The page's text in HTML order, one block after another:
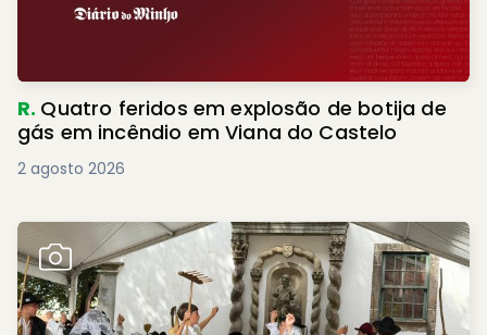
R. Quatro feridos em explosão de botija de
gás em incêndio em Viana do Castelo
2 agosto 2026